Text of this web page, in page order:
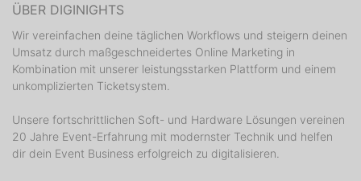
ÜBER DIGINIGHTS
Wir vereinfachen deine täglichen Workflows und steigern deinen
Umsatz durch maßgeschneidertes Online Marketing in
Kombination mit unserer leistungsstarken Plattform und einem
unkomplizierten Ticketsystem.
Unsere fortschrittlichen Soft- und Hardware Lösungen vereinen
20 Jahre Event-Erfahrung mit modernster Technik und helfen
dir dein Event Business erfolgreich zu digitalisieren.